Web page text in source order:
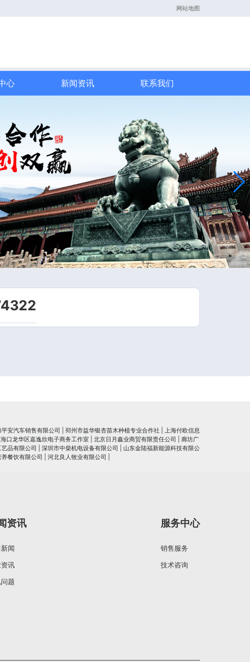
网站地图
心 新闻资讯 联系我们
安汽车销售有限公司 邳州市益华银杏苗木种植专业合作社
上海付欧信息
海口龙华区嘉逸欣电子商务工作室 北京日月鑫业商贸有限责任公司
廊坊广
品有限公司 深圳市中柴机电设备有限公司
山东金陆福新能源科技有限公
餐饮有限公司 河北良人牧业有限公司
资讯
闻
讯
题
服务中心
销售服务
技术咨询